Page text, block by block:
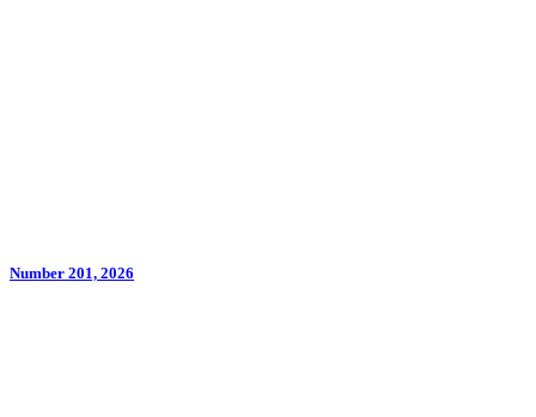
Number 201, 2026